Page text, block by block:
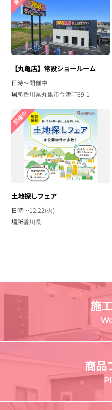
【丸亀店】常設ショールーム
日時〜開催中
場所香川県丸亀市今津町69-1
土地探しフェア
日時〜12.22(火)
場所香川県
施
商品